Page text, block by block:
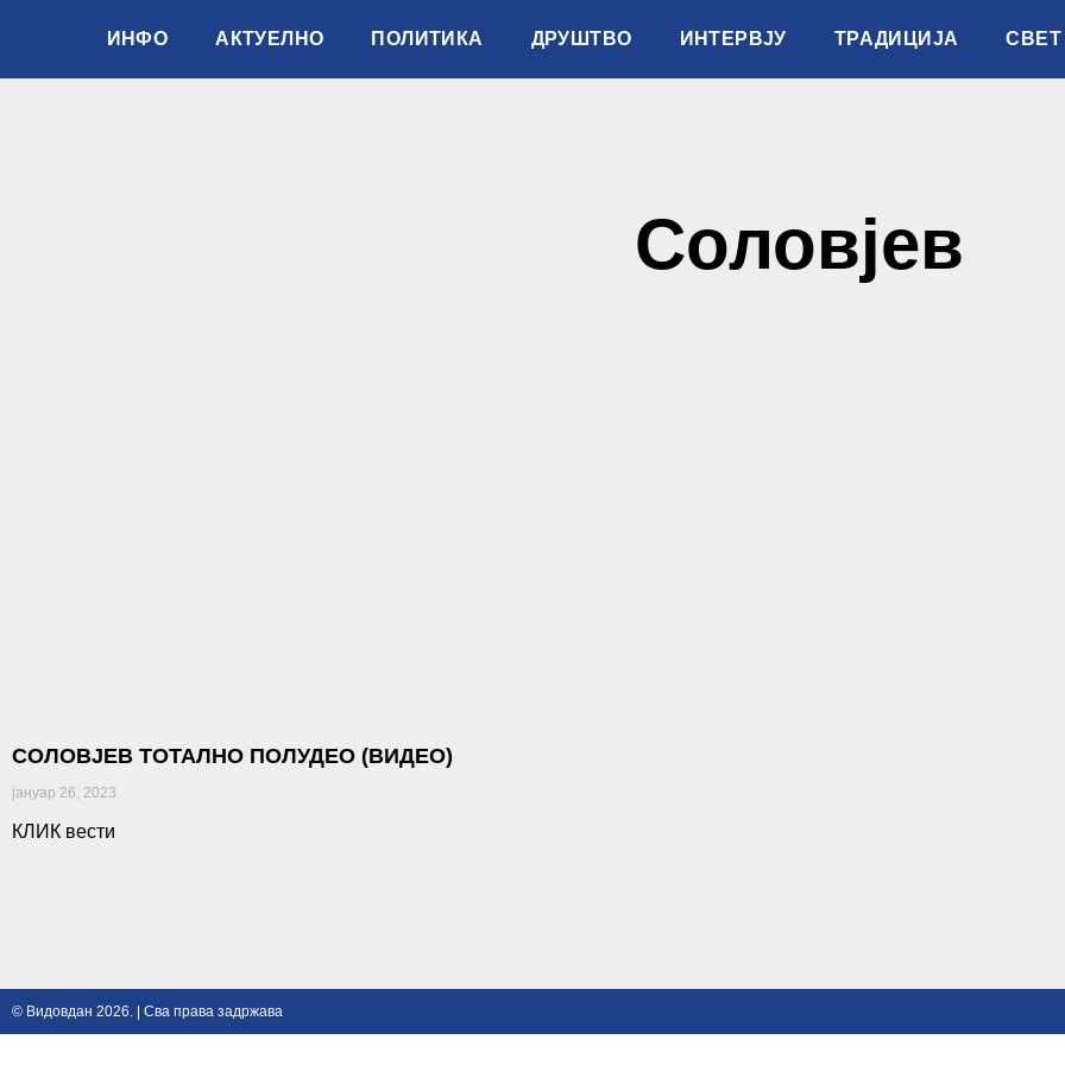
ИНФО АКТУЕЛНО ПОЛИТИКА ДРУШТВО ИНТЕРВЈУ ТРАДИЦИЈА СВЕТ
Соловјев
СОЛОВЈЕВ ТОТАЛНО ПОЛУДЕО (ВИДЕО)
јануар 26, 2023
КЛИК вести
© Видовдан 2026. | Сва права задржава